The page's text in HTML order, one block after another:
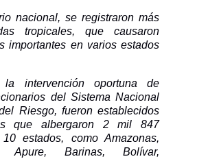
nacional, se registraron más
tropicales, que causaron
importantes en varios estados
la intervención oportuna de
del Sistema Nacional
Riesgo, fueron establecidos
que albergaron 2 mil 847
estados, como Amazonas,
Apure, Barinas, Bolívar,